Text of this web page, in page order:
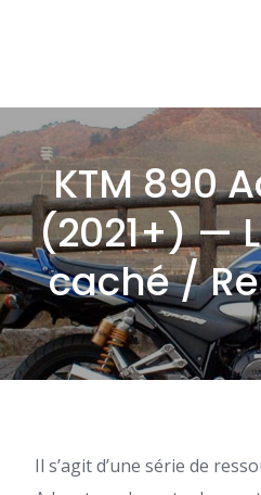
KTM 890
(2021+) —
caché /
Il s’agit d’une série de